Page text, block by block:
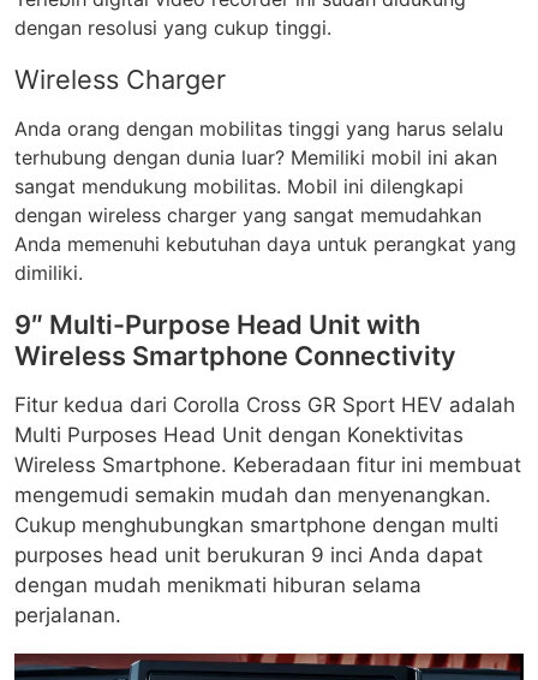
dengan resolusi yang cukup tinggi.
Wireless Charger
Anda orang dengan mobilitas tinggi yang harus selalu
terhubung dengan dunia luar? Memiliki mobil ini akan
sangat mendukung mobilitas. Mobil ini dilengkapi
dengan wireless charger yang sangat memudahkan
Anda memenuhi kebutuhan daya untuk perangkat yang
dimiliki.
9″ Multi-Purpose Head Unit with
Wireless Smartphone Connectivity
Fitur kedua dari Corolla Cross GR Sport HEV adalah
Multi Purposes Head Unit dengan Konektivitas
Wireless Smartphone. Keberadaan fitur ini membuat
mengemudi semakin mudah dan menyenangkan.
Cukup menghubungkan smartphone dengan multi
purposes head unit berukuran 9 inci Anda dapat
dengan mudah menikmati hiburan selama
perjalanan.